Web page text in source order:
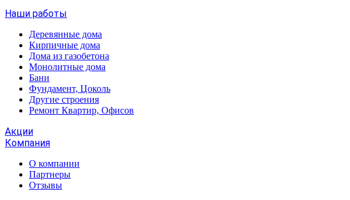
Наши работы
Деревянные дома
Кирпичные дома
Дома из газобетона
Монолитные дома
Бани
Фундамент, Цоколь
Другие строения
Ремонт Квартир, Офисов
Акции
Компания
О компании
Партнеры
Отзывы